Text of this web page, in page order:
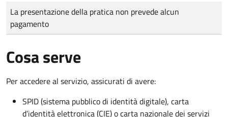
Tipo di pagamento
Importo
La presentazione della pratica non prevede alcun
pagamento
Cosa serve
Per accedere al servizio, assicurati di avere:
SPID (sistema pubblico di identità digitale), carta
d’identità elettronica (CIE) o carta nazionale dei servizi